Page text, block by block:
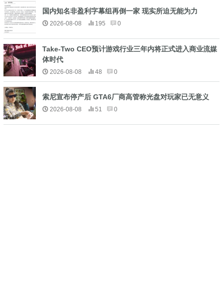
国内知名非盈利字幕组再倒一家 现实所迫无能为力
2026-08-08 195 0
Take-Two CEO预计游戏行业三年内将正式进入商业流媒
体时代
2026-08-08 48 0
索尼宣布停产后 GTA6厂商高管称光盘对玩家已无意义
2026-08-08 51 0